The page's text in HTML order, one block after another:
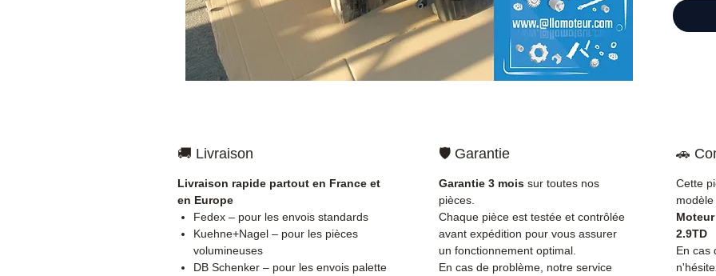
sur
🚚 Livraison
Livraison rapide partout en France et
en Europe
Fedex – pour les envois standards
Kuehne+Nagel – pour les pièces
volumineuses
DB Schenker – pour les envois palette
🛡️ Garantie
Garantie 3 mois sur toutes nos
pièces.
Chaque pièce est testée et contrôlée
avant expédition pour vous assurer
un fonctionnement optimal.
En cas de problème, notre service
🚗
Cette
Moteur
2.9TD
En cas